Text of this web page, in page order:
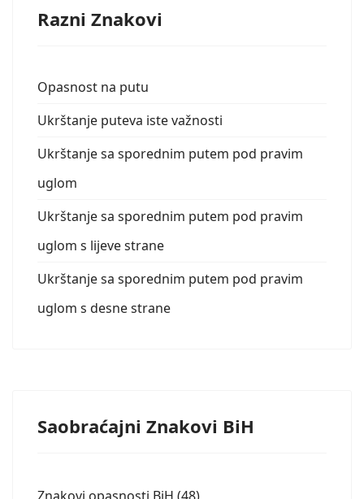
Razni Znakovi
Opasnost na putu
Ukrštanje puteva iste važnosti
Ukrštanje sa sporednim putem pod pravim
uglom
Ukrštanje sa sporednim putem pod pravim
uglom s lijeve strane
Ukrštanje sa sporednim putem pod pravim
uglom s desne strane
Saobraćajni Znakovi BiH